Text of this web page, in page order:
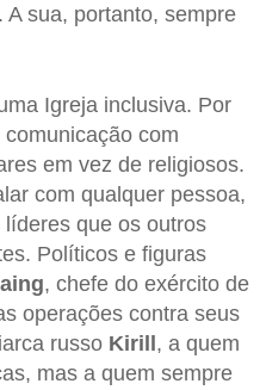
sua, portanto, sempre
Igreja inclusiva. Por
com
em vez de religiosos.
com qualquer pessoa,
que os outros
Políticos e figuras
, chefe do exército de
operações contra seus
russo Kirill , a quem
mas a quem sempre